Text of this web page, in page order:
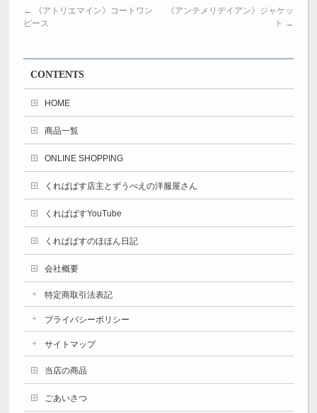
←
《アトリエマイン》コートワン
ピース
《アンテメリデイアン》ジャケッ
ト →
CONTENTS
HOME
商品一覧
ONLINE SHOPPING
くれぱぱす店主とずうべえの洋服屋さん
くれぱぱすYouTube
くれぱぱすのほほん日記
会社概要
特定商取引法表記
プライバシーポリシー
サイトマップ
当店の商品
ごあいさつ